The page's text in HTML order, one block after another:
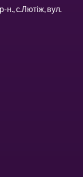
н., с.Лютіж, вул.